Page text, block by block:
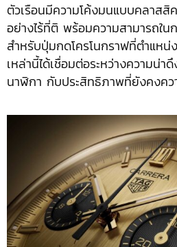
ตัวเรือนมีความโค้งมนแบบคลาสสิ
อย่างไร้ที่ติ พร้อมความสามารถใน
สำหรับปุ่มกดโครโนกราฟที่ตำแห
เหล่านี้ได้เชื่อมต่อระหว่างความน่า
นาฬิกา กับประสิทธิภาพที่ยังคงค